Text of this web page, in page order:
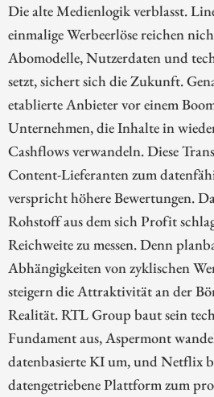
Die alte Medienlogik verblasst.
einmalige Werbeerlöse reichen
Abomodelle, Nutzerdaten und
setzt, sichert sich die Zukunft.
etablierte Anbieter vor einem
Unternehmen, die Inhalte in
Cashflows verwandeln. Diese
Content-Lieferanten zum
verspricht höhere Bewertungen.
Rohstoff aus dem sich Profit
Reichweite zu messen. Denn
Abhängigkeiten von zyklischen
steigern die Attraktivität an der
Realität. RTL Group baut sein
Fundament aus, Aspermont
datenbasierte KI um, und Netflix
datengetriebene Plattform zum